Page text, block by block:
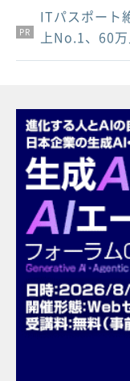
PR
PR
PR
ITパスポート
上No.1、60